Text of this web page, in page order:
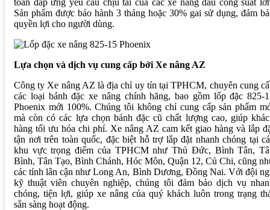
Sản phẩm được bảo hành 3 tháng hoặc 30% gai sử dụng, đảm
quyền lợi cho người dùng.
Lựa chọn và dịch vụ cung cấp bởi Xe nâng AZ
Công ty Xe nâng AZ là địa chỉ uy tín tại TPHCM, chuyên cung
các loại bánh đặc xe nâng chính hãng, bao gồm lốp đặc 825-
Phoenix mới 100%. Chúng tôi không chỉ cung cấp sản phẩm
mà còn có các lựa chọn bánh đặc cũ chất lượng cao, giúp
hàng tối ưu hóa chi phí. Xe nâng AZ cam kết giao hàng và lắp
tận nơi trên toàn quốc, đặc biệt hỗ trợ lắp đặt nhanh chóng tại
khu vực trọng điểm của TPHCM như Thủ Đức, Bình Tân,
Bình, Tân Tạo, Bình Chánh, Hóc Môn, Quận 12, Củ Chi, cũng
các tỉnh lân cận như Long An, Bình Dương, Đồng Nai. Với đội
kỹ thuật viên chuyên nghiệp, chúng tôi đảm bảo dịch vụ
chóng, tiện lợi, giúp xe nâng của quý khách luôn trong trạng
sẵn sàng hoạt động.